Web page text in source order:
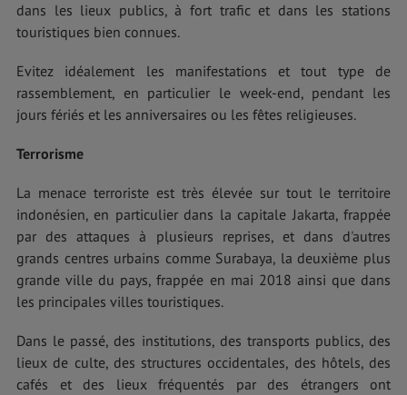
dans les lieux publics, à fort trafic et dans les stations
touristiques bien connues.
Evitez idéalement les manifestations et tout type de
rassemblement, en particulier le week-end, pendant les
jours fériés et les anniversaires ou les fêtes religieuses.
Terrorisme
La menace terroriste est très élevée sur tout le territoire
indonésien, en particulier dans la capitale Jakarta, frappée
par des attaques à plusieurs reprises, et dans d'autres
grands centres urbains comme Surabaya, la deuxième plus
grande ville du pays, frappée en mai 2018 ainsi que dans
les principales villes touristiques.
Dans le passé, des institutions, des transports publics, des
lieux de culte, des structures occidentales, des hôtels, des
cafés et des lieux fréquentés par des étrangers ont